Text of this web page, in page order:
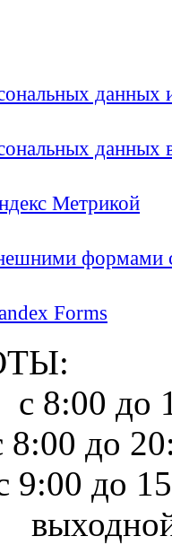
Метрикой
формами
Forms
8:00 до
до
до